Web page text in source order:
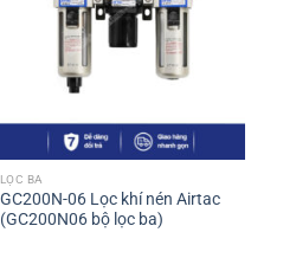
LỌC BA
GC200N-06 Lọc khí nén Airtac
(GC200N06 bộ lọc ba)